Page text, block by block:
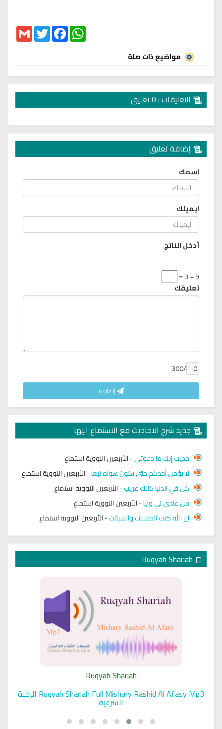
GmailTwitter
FacebookWhatsApp
مواضيع ذات صلة
التعليقات : 0 تعليق
إضافة تعليق
اسمك
ايميلك
أدخل الناتج
9 + 3 =
تعليقك
/300
إضافة
جديد شرح الاحاديث مع الاستماع اليها
حديث إنك ما دعوتي-الأربعين النووية استماع
لا يؤمن أحدكم حتى يكون هواه تبعا-الأربعين النووية استماع
كن في الدنيا كأنك غريب-الأربعين النووية استماع
من عادى لي وليا-الأربعين النووية استماع
إن الله كتب الحسنات والسيئات-الأربعين النووية استماع
Ruqyah Shariah
Ruqyah Shariah Full Mishary Rashid Al Afasy Mp3 الرقية
الشرعية